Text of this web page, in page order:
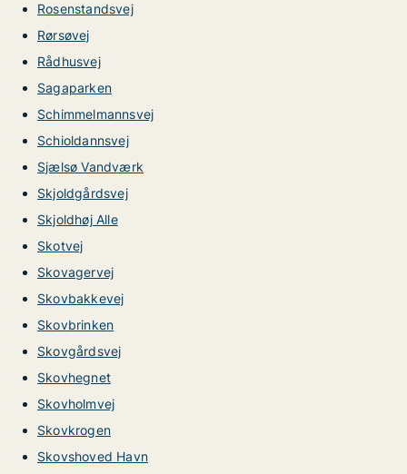
Rosenstandsvej
Rørsøvej
Rådhusvej
Sagaparken
Schimmelmannsvej
Schioldannsvej
Sjælsø Vandværk
Skjoldgårdsvej
Skjoldhøj Alle
Skotvej
Skovagervej
Skovbakkevej
Skovbrinken
Skovgårdsvej
Skovhegnet
Skovholmvej
Skovkrogen
Skovshoved Havn